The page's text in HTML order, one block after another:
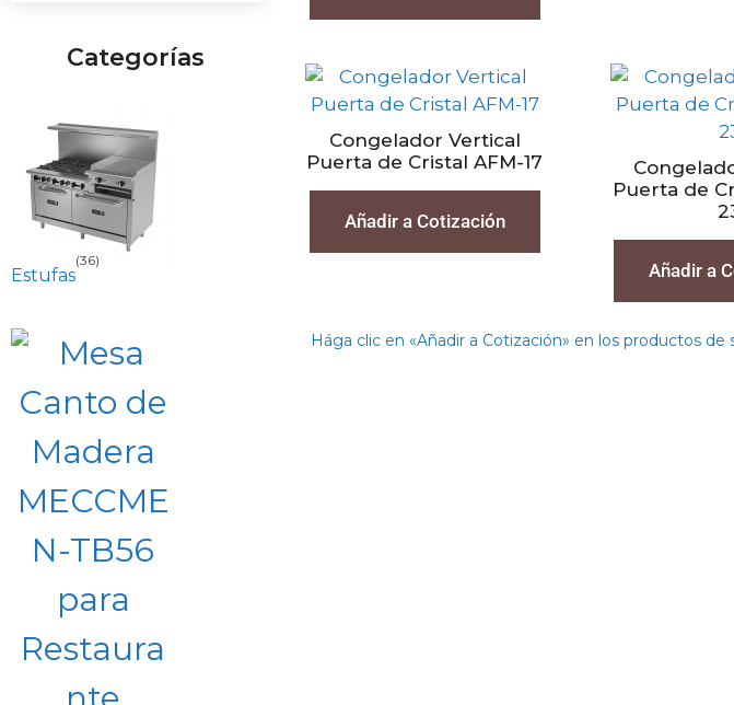
Categorías
Estufas
(36)
Congelador Vertical
Puerta de Cristal AFM-17
Añadir a Cotización
Puerta de
Añadir a
Hága clic en «Añadir a Cotización» en los productos